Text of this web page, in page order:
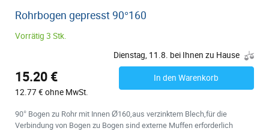
Rohrbogen gepresst 90°160
Vorrätig 3 Stk.
Dienstag, 11.8. bei Ihnen zu Hause
15.20 €
12.77 € ohne MwSt.
In den Warenkorb
90° Bogen zu Rohr mit Innen Ø160,aus verzinktem Blech,für die
Verbindung von Bogen zu Bogen sind externe Muffen erforderlich